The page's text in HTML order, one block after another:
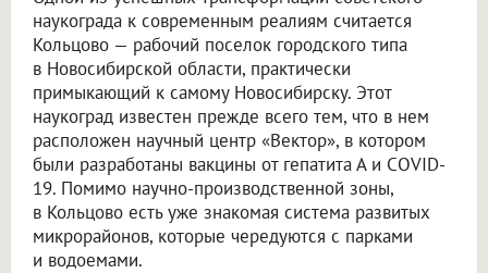
наукограда к современным реалиям считается
Кольцово — рабочий поселок городского типа
в Новосибирской области, практически
примыкающий к самому Новосибирску. Этот
наукоград известен прежде всего тем, что в нем
расположен научный центр «Вектор», в котором
были разработаны вакцины от гепатита А и COVID-
19. Помимо научно-производственной зоны,
в Кольцово есть уже знакомая система развитых
микрорайонов, которые чередуются с парками
и водоемами.